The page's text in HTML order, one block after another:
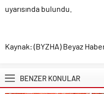
uyarısında bulundu.
Kaynak: (BYZHA) Beyaz
BENZER KONULAR